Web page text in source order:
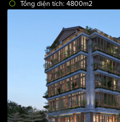
Mã công trình: KS-2566
Số tầng: 6 tầng
Chủ đầu tư: Mr Tuấn
Tổng diện tích: 4800m2